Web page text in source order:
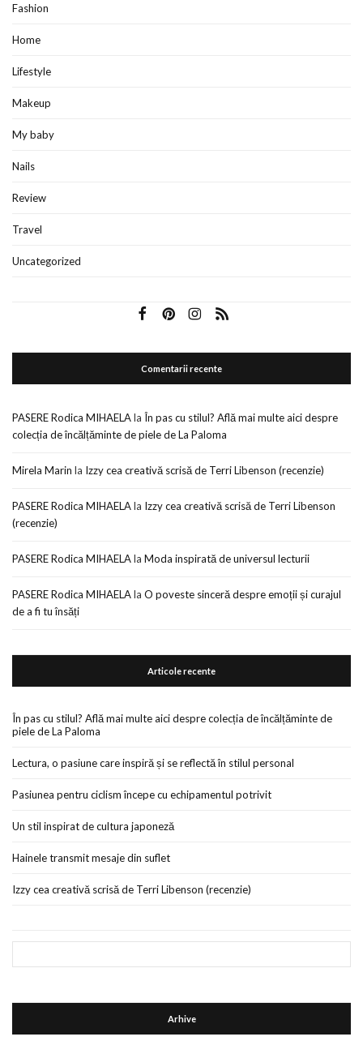
Fashion
Home
Lifestyle
Makeup
My baby
Nails
Review
Travel
Uncategorized
Comentarii recente
PASERE Rodica MIHAELAla În pas cu stilul? Află mai multe aici despre
colecția de încălțăminte de piele de La Paloma
Mirela Marin la Izzy cea creativă scrisă de Terri Libenson (recenzie)
PASERE Rodica MIHAELAla Izzy cea creativă scrisă de Terri Libenson
(recenzie)
PASERE Rodica MIHAELAla Moda inspirată de universul lecturii
PASERE Rodica MIHAELAla O poveste sinceră despre emoții și curajul
de a fi tu însăți
Articole recente
În pas cu stilul? Află mai multe aici despre colecția de încălțăminte de
piele de La Paloma
Lectura, o pasiune care inspiră și se reflectă în stilul personal
Pasiunea pentru ciclism începe cu echipamentul potrivit
Un stil inspirat de cultura japoneză
Hainele transmit mesaje din suflet
Izzy cea creativă scrisă de Terri Libenson (recenzie)
Arhive